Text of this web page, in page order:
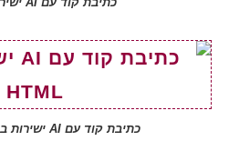
כתיבת קוד עם AI ישירות בווידג'ט HTML